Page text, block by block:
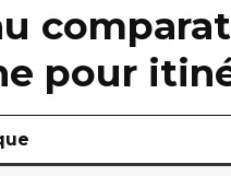
pour